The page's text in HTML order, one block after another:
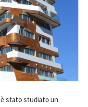
stato studiato un